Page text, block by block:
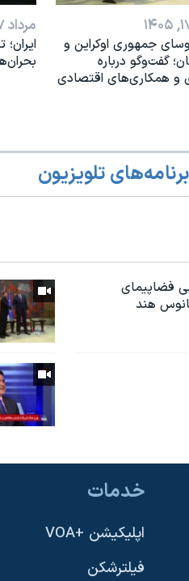
جمهوری اوکراین و
گفت‌وگو درباره
و همکاری‌های اقتصادی
مرداد ۱۷, ۱۴۰۵
برنامه‌های تلویزیون
فضاپیمای
هند
خدمات
اپلیکیشن +VOA
فیلترشکن